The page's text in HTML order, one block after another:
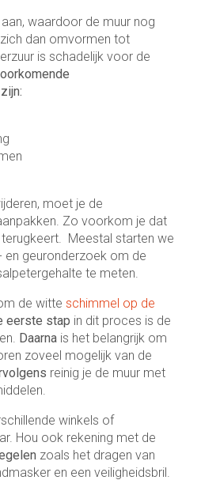
waardoor de muur nog
dan omvormen tot
is schadelijk voor de
moet je de
Zo voorkom je dat
Meestal starten we
en geuronderzoek om de
te meten.
de witte schimmel op de
eerste stap in dit proces is de
Daarna is het belangrijk om
zoveel mogelijk van de
reinig je de muur met
winkels of
Hou ook rekening met de
zoals het dragen van
en een veiligheidsbril.